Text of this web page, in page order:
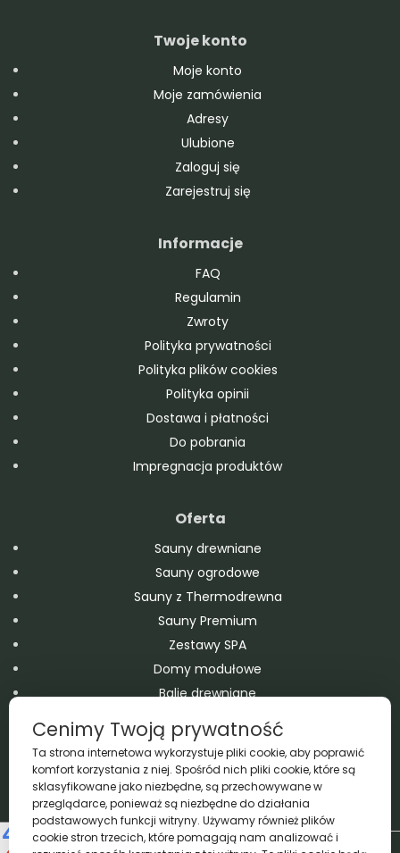
Twoje konto
Moje konto
Moje zamówienia
Adresy
Ulubione
Zaloguj się
Zarejestruj się
Informacje
FAQ
Regulamin
Zwroty
Polityka prywatności
Polityka plików cookies
Polityka opinii
Dostawa i płatności
Do pobrania
Impregnacja produktów
Oferta
Sauny drewniane
Sauny ogrodowe
Sauny z Thermodrewna
Sauny Premium
Zestawy SPA
Domy modułowe
Balie drewniane
Domki drewniane – ogrodowe i letniskowe
Wanny SPA Jacuzzi Ogrodowe
Baseny drewniane
Akcesoria
Cenimy Twoją prywatność
Ta strona internetowa wykorzystuje pliki cookie, aby poprawić
komfort korzystania z niej. Spośród nich pliki cookie, które są
sklasyfikowane jako niezbędne, są przechowywane w
przeglądarce, ponieważ są niezbędne do działania
podstawowych funkcji witryny. Używamy również plików
cookie stron trzecich, które pomagają nam analizować i